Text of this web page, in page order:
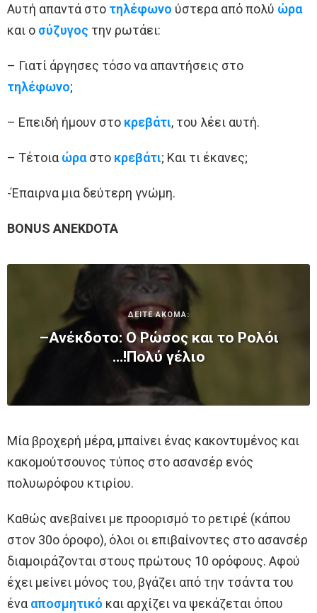
Αυτή απαντά στο τηλέφωνο ύστερα από πολύ ώρα
και ο σύζυγος την ρωτάει:
– Γιατί άργησες τόσο να απαντήσεις στο
τηλέφωνο;
– Επειδή ήμουν στο κρεβάτι, του λέει αυτή.
– Τέτοια ώραστο κρεβάτι; Και τι έκανες;
-Έπαιρνα μια δεύτερη γνώμη.
BONUS ANEKDOTA
ΔΕΙΤΕ ΑΚΟΜΑ:
–Ανέκδοτο: Ο Ρώσος και το Ρολόι
…!Πολύ γέλιο
Μία βροχερή μέρα, μπαίνει ένας κακοντυμένος και
κακομούτσουνος τύπος στο ασανσέρ ενός
πολυωρόφου κτιρίου.
Καθώς ανεβαίνει με προορισμό το ρετιρέ (κάπου
στον 30ο όροφο), όλοι οι επιβαίνοντες στο ασανσέρ
διαμοιράζονται στους πρώτους 10 ορόφους. Αφού
έχει μείνει μόνος του, βγάζει από την τσάντα του
ένα αποσμητικό και αρχίζει να ψεκάζεται όπου